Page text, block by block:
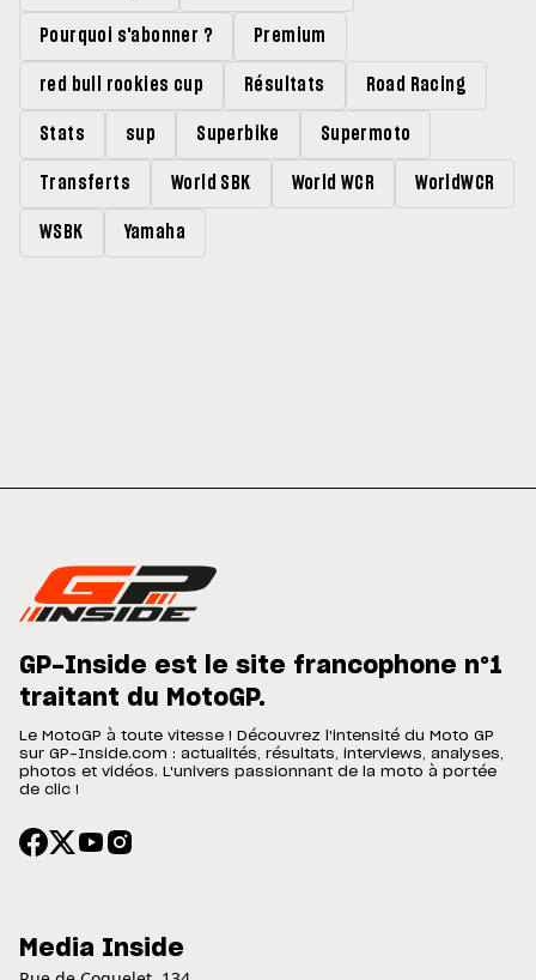
Pourquoi s'abonner ? Premium
red bull rookies cup Résultats Road Racing
Stats sup Superbike Supermoto
Transferts World SBK World WCR WorldWCR
WSBK Yamaha
GP-Inside est le site francophone n°1
traitant du MotoGP.
Le MotoGP à toute vitesse ! Découvrez l'intensité du Moto GP
sur GP-Inside.com : actualités, résultats, interviews, analyses,
photos et vidéos. L'univers passionnant de la moto à portée
de clic !
Media Inside